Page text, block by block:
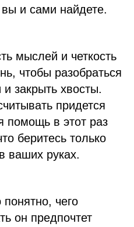
и сами найдете.
мыслей и четкость
чтобы разобраться
закрыть хвосты.
придется
помощь в этот раз
беритесь только
ваших руках.
чего
он предпочтет